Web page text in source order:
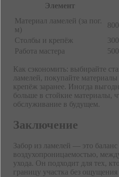
Элемент
Материал ламелей (за пог.
м)
Столбы и крепёж
Работа мастера
Как сэкономить: выбирайте
ламелей, покупайте
крепёж заранее. Иногда
больше в стойкие материалы,
обслуживание в будущем.
Заключение
Забор из ламелей — это
воздухопроницаемостью,
ухода. Он подходит для тех,
границу участка без